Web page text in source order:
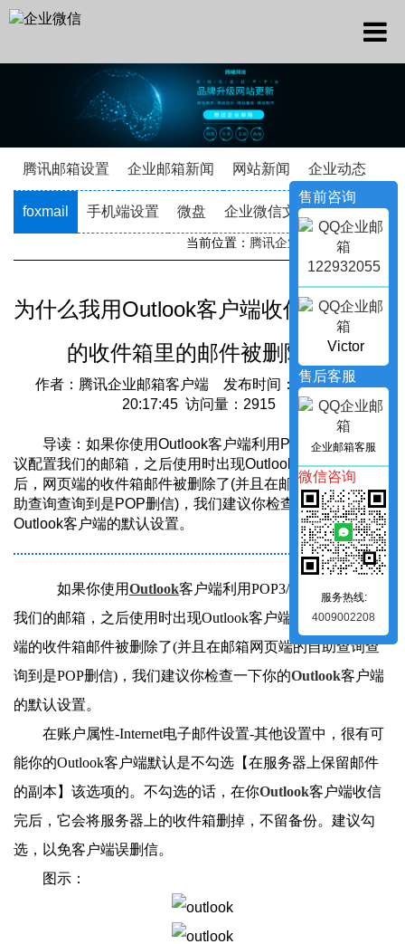
腾讯邮箱设置 企业邮箱新闻 网站新闻 企业动态
foxmail 手机端设置 微盘 企业微信文档
当前位置： 腾讯企业邮箱 ->新闻资讯
为什么我用Outlook客户端收信后网页端
的收件箱里的邮件被删除了?
作者：腾讯企业邮箱客户端 发布时间：2021-08-29
20:17:45 访问量：2915
导读：如果你使用Outlook客户端利用POP3/SMTP协
议配置我们的邮箱，之后使用时出现Outlook客户端收信
后，网页端的收件箱邮件被删除了(并且在邮箱网页端的自
助查询查询到是POP删信)，我们建议你检查一下你的
Outlook客户端的默认设置。
如果你使用Outlook客户端利用POP3/SMTP协议配置
我们的邮箱，之后使用时出现Outlook客户端收信后，网页
端的收件箱邮件被删除了(并且在邮箱网页端的自助查询查
询到是POP删信)，我们建议你检查一下你的Outlook客户端
的默认设置。
在账户属性-Internet电子邮件设置-其他设置中，很有可
能你的Outlook客户端默认是不勾选【在服务器上保留邮件
的副本】该选项的。不勾选的话，在你Outlook客户端收信
完后，它会将服务器上的收件箱删掉，不留备份。建议勾
选，以免客户端误删信。
图示：
售前咨询
122932055
Victor
售后客服
企业邮箱客服
微信咨询
服务热线:
4009002208